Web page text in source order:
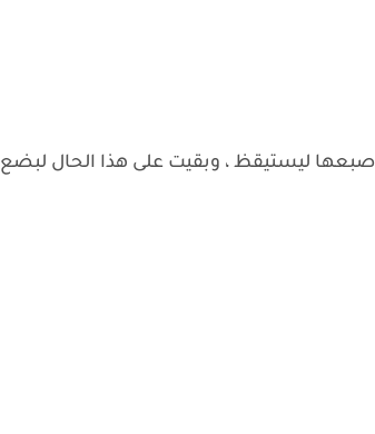
ليستيقظ ، وبقيت على هذا الحال لبضع